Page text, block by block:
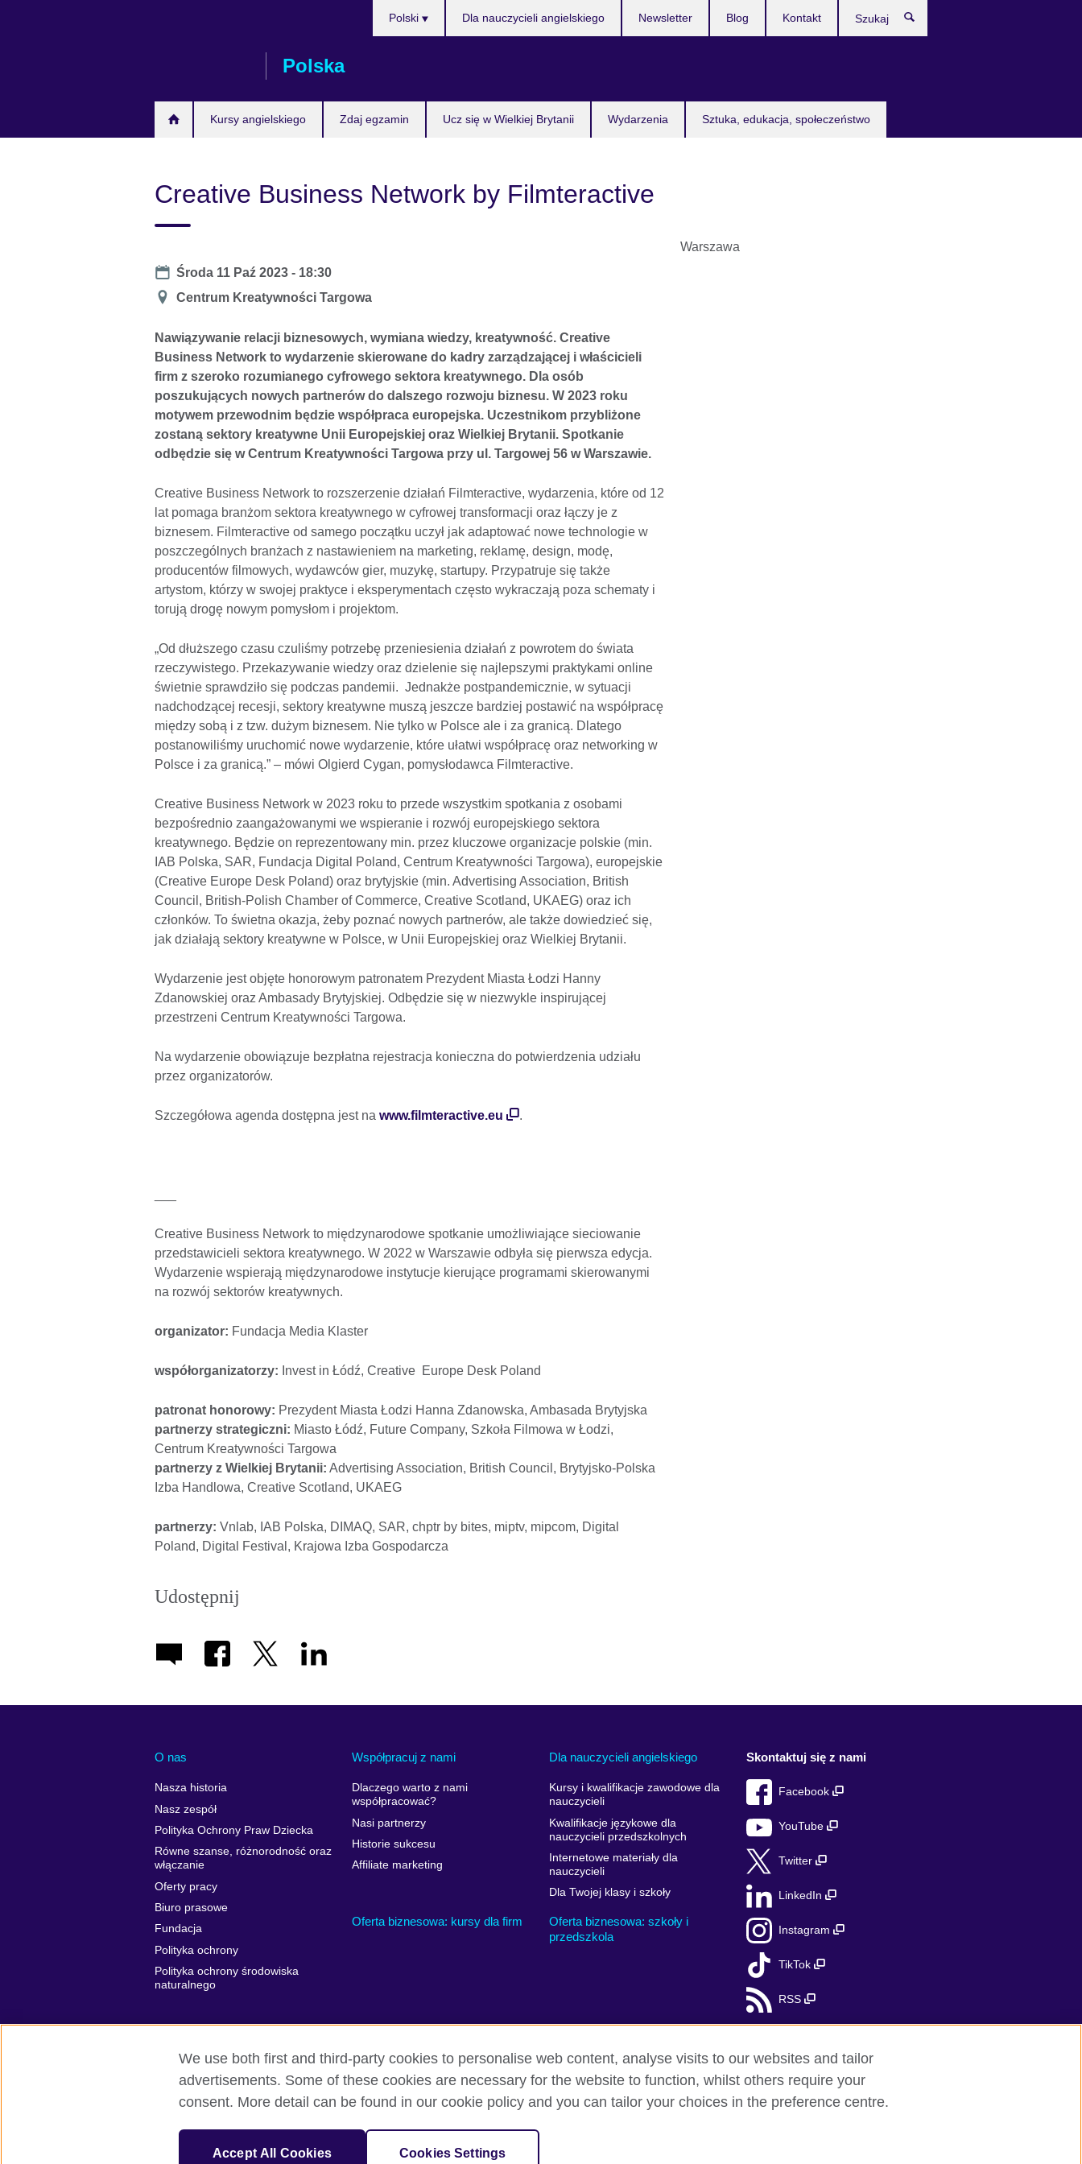
Polska
Kursy angielskiego Zdaj egzamin Ucz się w Wielkiej Brytanii Wydarzenia Sztuka, edukacja, społeczeństwo
Polski Dla nauczycieli angielskiego Newsletter Blog Kontakt
Creative Business Network by Filmteractive
Date
Środa 11 Paź 2023 - 18:30
Miejsce
Centrum Kreatywności Targowa
Nawiązywanie relacji biznesowych, wymiana wiedzy, kreatywność. Creative
Business Network to wydarzenie skierowane do kadry zarządzającej i właścicieli
firm z szeroko rozumianego cyfrowego sektora kreatywnego. Dla osób
poszukujących nowych partnerów do dalszego rozwoju biznesu. W 2023 roku
motywem przewodnim będzie współpraca europejska. Uczestnikom przybliżone
zostaną sektory kreatywne Unii Europejskiej oraz Wielkiej Brytanii. Spotkanie
odbędzie się w Centrum Kreatywności Targowa przy ul. Targowej 56 w Warszawie.
Creative Business Network to rozszerzenie działań Filmteractive, wydarzenia, które od 12
lat pomaga branżom sektora kreatywnego w cyfrowej transformacji oraz łączy je z
biznesem. Filmteractive od samego początku uczył jak adaptować nowe technologie w
poszczególnych branżach z nastawieniem na marketing, reklamę, design, modę,
producentów filmowych, wydawców gier, muzykę, startupy. Przypatruje się także
artystom, którzy w swojej praktyce i eksperymentach często wykraczają poza schematy i
torują drogę nowym pomysłom i projektom.
„Od dłuższego czasu czuliśmy potrzebę przeniesienia działań z powrotem do świata
rzeczywistego. Przekazywanie wiedzy oraz dzielenie się najlepszymi praktykami online
świetnie sprawdziło się podczas pandemii. Jednakże postpandemicznie, w sytuacji
nadchodzącej recesji, sektory kreatywne muszą jeszcze bardziej postawić na współpracę
między sobą i z tzw. dużym biznesem. Nie tylko w Polsce ale i za granicą. Dlatego
postanowiliśmy uruchomić nowe wydarzenie, które ułatwi współpracę oraz networking w
Polsce i za granicą.” – mówi Olgierd Cygan, pomysłodawca Filmteractive.
Creative Business Network w 2023 roku to przede wszystkim spotkania z osobami
bezpośrednio zaangażowanymi we wspieranie i rozwój europejskiego sektora
kreatywnego. Będzie on reprezentowany min. przez kluczowe organizacje polskie (min.
IAB Polska, SAR, Fundacja Digital Poland, Centrum Kreatywności Targowa), europejskie
(Creative Europe Desk Poland) oraz brytyjskie (min. Advertising Association, British
Council, British-Polish Chamber of Commerce, Creative Scotland, UKAEG) oraz ich
członków. To świetna okazja, żeby poznać nowych partnerów, ale także dowiedzieć się,
jak działają sektory kreatywne w Polsce, w Unii Europejskiej oraz Wielkiej Brytanii.
Wydarzenie jest objęte honorowym patronatem Prezydent Miasta Łodzi Hanny
Zdanowskiej oraz Ambasady Brytyjskiej. Odbędzie się w niezwykle inspirującej
przestrzeni Centrum Kreatywności Targowa.
Na wydarzenie obowiązuje bezpłatna rejestracja konieczna do potwierdzenia udziału
przez organizatorów.
Szczegółowa agenda dostępna jest na www.filmteractive.eu .
Creative Business Network to międzynarodowe spotkanie umożliwiające sieciowanie
przedstawicieli sektora kreatywnego. W 2022 w Warszawie odbyła się pierwsza edycja.
Wydarzenie wspierają międzynarodowe instytucje kierujące programami skierowanymi
na rozwój sektorów kreatywnych.
organizator: Fundacja Media Klaster
współorganizatorzy: Invest in Łódź, Creative Europe Desk Poland
patronat honorowy: Prezydent Miasta Łodzi Hanna Zdanowska, Ambasada Brytyjska
partnerzy strategiczni: Miasto Łódź, Future Company, Szkoła Filmowa w Łodzi,
Centrum Kreatywności Targowa
partnerzy z Wielkiej Brytanii: Advertising Association, British Council, Brytyjsko-Polska
Izba Handlowa, Creative Scotland, UKAEG
partnerzy: Vnlab, IAB Polska, DIMAQ, SAR, chptr by bites, miptv, mipcom, Digital
Poland, Digital Festival, Krajowa Izba Gospodarcza
Udostępnij
Warszawa
O nas
Nasza historia
Nasz zespół
Polityka Ochrony Praw Dziecka
Równe szanse, różnorodność oraz
włączanie
Oferty pracy
Biuro prasowe
Fundacja
Polityka ochrony
Polityka ochrony środowiska
naturalnego
Współpracuj z nami
Dlaczego warto z nami
współpracować?
Nasi partnerzy
Historie sukcesu
Affiliate marketing
Dla nauczycieli angielskiego
Kursy i kwalifikacje zawodowe dla
nauczycieli
Kwalifikacje językowe dla
nauczycieli przedszkolnych
Internetowe materiały dla
nauczycieli
Dla Twojej klasy i szkoły
Oferta biznesowa: kursy dla firm
Oferta biznesowa: szkoły i
przedszkola
Skontaktuj się z nami
Facebook
YouTube
Twitter
LinkedIn
Instagram
TikTok
RSS
British Council globalnie Prywatność i warunki użytkowania Ciasteczka Mapa strony
Fundacja British Council jest jednostką zależną British Council UK.
We use both first and third-party cookies to personalise web content, analyse visits to our websites and tailor
advertisements. Some of these cookies are necessary for the website to function, whilst others require your
consent. More detail can be found in our cookie policy and you can tailor your choices in the preference centre.
Accept All Cookies Cookies Settings